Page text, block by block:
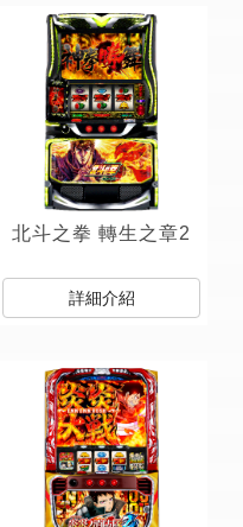
北斗之拳 轉生之章2
詳細介紹